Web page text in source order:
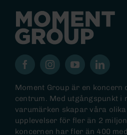
Moment Group är en koncern
centrum. Med utgångspunkt i
varumärken skapar våra
upplevelser för fler än 2
koncernen har fler än 400